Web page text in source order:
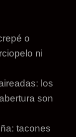
o
ni
los
son
tacones